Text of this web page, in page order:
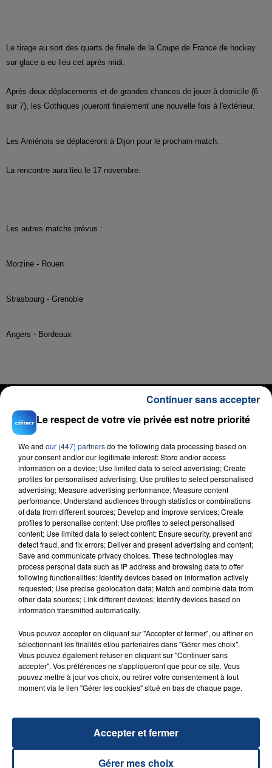
Le tirage au sort des quarts de finale de la Coupe de France de hockey
sur glace a eu lieu cet après midi.
Après deux déplacements et de grandes chances de jouer à domicile (6
sur 7), les Gothiques joueront finalement une nouvelle fois à l'extérieur.
Les Amiénois se déplaceront à Dijon pour le prochain match.
La rencontre aura lieu le 17 novembre.
Les autres matchs prévus :
Morzine - Rouen
Strasbourg - Grenoble
Angers - Bordeaux
Sur La Piste
RADIO CONTACT
FIL D'ACTU
23 juillet 2026
INCENDIE MORTEL À LENS : UNE FEMME ET
SON BÉBÉ ENTRE LA VIE ET LA...
aspergé sa compagne et leur bébé de trois mois
d'un liquide inflammable.
Le respect de votre vie privée est notre priorité
We and our (447) partnersdo the following data processing based on
your consent and/or our legitimate interest: Store and/or access
information on a device; Use limited data to select advertising; Create
profiles for personalised advertising; Use profiles to select personalised
advertising; Measure advertising performance; Measure content
performance; Understand audiences through statistics or combinations
of data from different sources; Develop and improve services; Create
profiles to personalise content; Use profiles to select personalised
content; Use limited data to select content; Ensure security, prevent and
detect fraud, and fix errors; Deliver and present advertising and content;
Save and communicate privacy choices. These technologies may
process personal data such as IP address and browsing data to offer
following functionalities: Identify devices based on information actively
requested; Use precise geolocation data; Match and combine data from
other data sources; Link different devices; Identify devices based on
information transmitted automatically.
Vous pouvez accepter en cliquant sur "Accepter et fermer", ou affiner en
sélectionnant les finalités et/ou partenaires dans "Gérer mes choix".
Vous pouvez également refuser en cliquant sur "Continuer sans
accepter". Vos préférences ne s'appliqueront que pour ce site. Vous
pouvez mettre à jour vos choix, ou retirer votre consentement à tout
moment via le lien "Gérer les cookies" situé en bas de chaque page.
Gérer mes choix
Accepter et fermer
Continuer sans accepter